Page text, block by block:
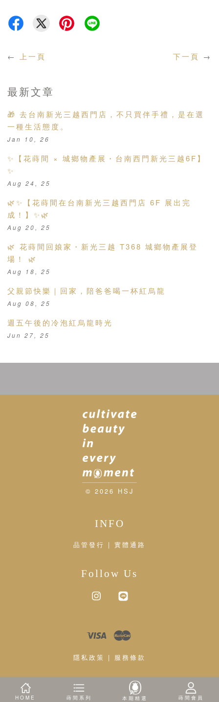
← 上一頁 下一頁 →
最新文章
🎁 去台南新光三越西門店，不只買伴手禮，是在選
一種生活態度。
Jan 10, 26
✨【花蒔間 × 城鄉物產展・台南西門新光三越6F】
✨
Aug 24, 25
🌿✨【花蒔間在台南新光三越西門店 6F 展出完
成！】✨🌿
Aug 20, 25
🌿 花蒔間回娘家・新光三越 T368 城鄉物產展登
場！ 🌿
Aug 18, 25
父親節快樂｜回家，陪爸爸喝一杯紅烏龍
Aug 08, 25
週五午後的冷泡紅烏龍時光
Jun 27, 25
© 2026 HSJ
INFO
品管發行 | 實體通路
Follow Us
Instagram
Visa
隱私政策 | 服務條款
HOME 蒔間系列 本期精選 蒔間會員